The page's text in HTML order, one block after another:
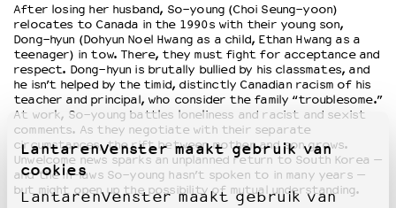
LantarenVenster maakt gebruik van
cookies
LantarenVenster maakt gebruik van
Integriteits- en gedragscode
Duurzaamheid
Culturele boycot Israël
Ruimte voor artistieke vrijheid – VNPF
After losing her husband, So-young (Choi Seung-yoon)
relocates to Canada in the 1990s with their young son,
Dong-hyun (Dohyun Noel Hwang as a child, Ethan Hwang as a
teenager) in tow. There, they must fight for acceptance and
respect. Dong-hyun is brutally bullied by his classmates, and
he isn’t helped by the timid, distinctly Canadian racism of his
teacher and principal, who consider the family “troublesome.”
At work, So-young battles loneliness and racist and sexist
comments. As they negotiate with their separate
circumstances, the rift between mother and son grows.
Unwelcome news sparks an unplanned return to South Korea —
and the in-laws So-young hasn’t spoken to in many years —
but might open up the possibility of mutual understanding.